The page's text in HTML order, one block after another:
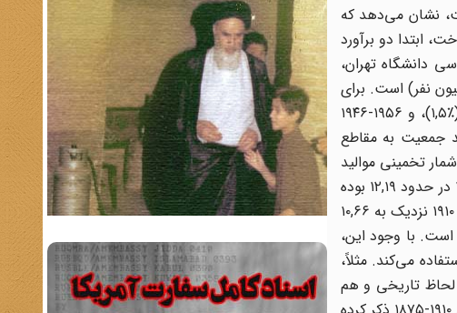
در سال ۱۹۱۰ در حدود ۱۰ میلیون نفر بوده است، نشان می‌دهد که
تا کجا پیش بروند. جولیان باریر در مقاله‌ای که در سال ۱۹۶۸ منتشر ساخت، ابتدا دو برآورد
دانشگاه تهران،
معکوس»، محاسبه شده است. نقطه شروع محاسبات سرشماری جمعیت سال ۱۹۵۶ (۱۸/۹۷ میلیون نفر) است. برای
دورۀ ۱۹۰۰ تا ۱۹۵۶، سه مقطع مجزا با نرخ رشد جمعیت سالیانۀ متفاوت فرض شده است. ۱۹۲۵-۱۹۰۰ (٪۰,۲)، ۱۹۴۵-۱۹۲۶ (٪۱,۵)، و ۱۹۵۶-۱۹۴۶
کردن نرخ‌های متفاوت رشد جمعیت به مقاطع
آن شمار تخمینی موالید
در دوره‌های پنج ساله، و امید به زندگی برابر با ۳۰ سال در نظر گرفته شده است. طبق این روش، جمعیت ایران در سال ۱۹۱۱ در حدود ۱۲,۱۹ بوده
است. باریر سپس برآورد خود را ارایه می‌دهد که مدعی است «نزدیکترین رقم ممکن به حقیقت است.» برآورد او برای سال ۱۹۱۰ نزدیک به ۱۰,۶۶
است. با وجود این،
استفاده می‌کند. مثلاً،
به قول خودش «هم از لحاظ تاریخی و هم